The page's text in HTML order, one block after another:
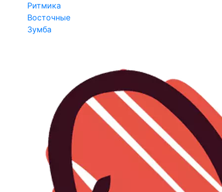
Ритмика
Восточные
Зумба